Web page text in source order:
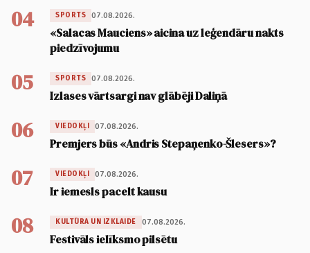
04 SPORTS 07.08.2026.
«Salacas Mauciens» aicina uz leģendāru nakts
piedzīvojumu
05 SPORTS 07.08.2026.
Izlases vārtsargi nav glābēji Daliņā
06 VIEDOKĻI 07.08.2026.
Premjers būs «Andris Stepaņenko-Šlesers»?
07 VIEDOKĻI 07.08.2026.
Ir iemesls pacelt kausu
08 KULTŪRA UN IZKLAIDE 07.08.2026.
Festivāls ielīksmo pilsētu